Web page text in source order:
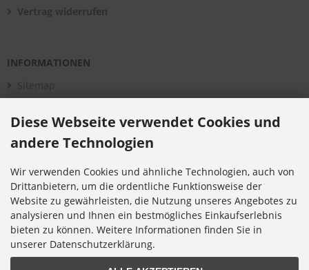
Vertrag widerrufen
INFORMATIONEN
Sitemap
Aktuelles
Über uns
Bildergalerie
Kataloge
Infomaterial
Cookie Einstellungen
Diese Webseite verwendet Cookies und
andere Technologien
Wir verwenden Cookies und ähnliche Technologien, auch von
Drittanbietern, um die ordentliche Funktionsweise der
Website zu gewährleisten, die Nutzung unseres Angebotes zu
analysieren und Ihnen ein bestmögliches Einkaufserlebnis
bieten zu können. Weitere Informationen finden Sie in
unserer Datenschutzerklärung.